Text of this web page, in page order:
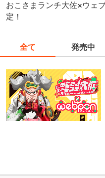
おこさまランチ大佐×ウェ
定！
全て 発売中